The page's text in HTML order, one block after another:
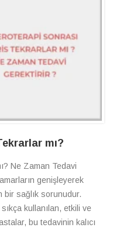
mı?
Ne Zaman Tedavi
genişleyerek
bir sağlık sorunudur.
kullanılan, etkili ve
bu tedavinin kalıcı